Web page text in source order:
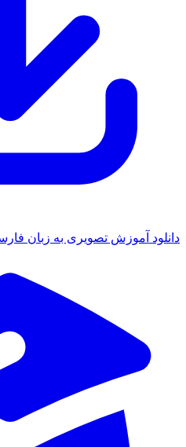
دانلود آموزش تصویری به زبان